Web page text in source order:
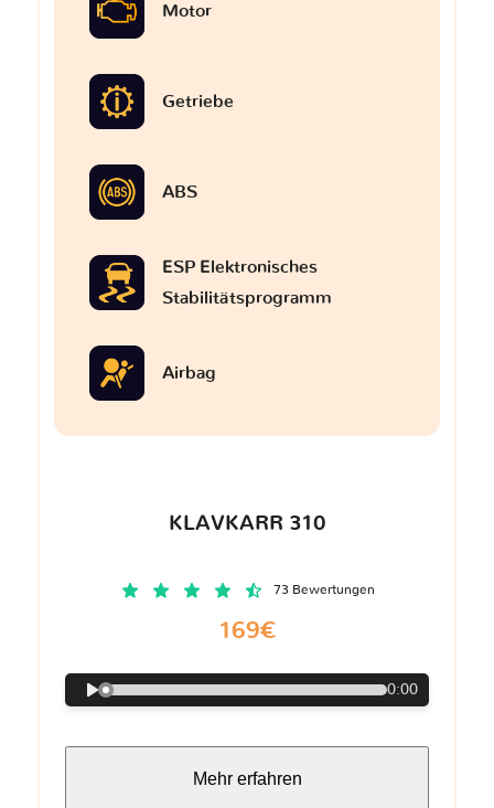
Motor
Getriebe
ABS
ESP Elektronisches
Stabilitätsprogramm
Airbag
KLAVKARR 310
73 Bewertungen
169€
0:00
Mehr erfahren